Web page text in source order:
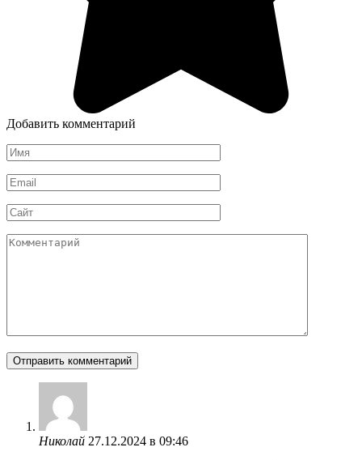
Добавить комментарий
Имя
*
Email
*
Сайт
Комментарий
Николай 27.12.2024 в 09:46